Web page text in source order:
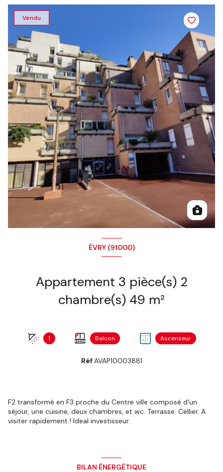
Vendu
ÉVRY (91000)
Appartement 3 pièce(s) 2
chambre(s) 49 m²
1 Balcon Ascenseur
RéfAVAP10003881
F2 transformé en F3 proche du Centre ville composé d'un
séjour, une cuisine, deux chambres, et wc. Terrasse. Cellier. A
visiter rapidement ! Ideal investisseur.
BILAN ÉNERGÉTIQUE